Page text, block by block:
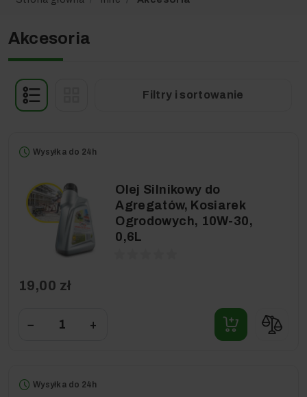
Akcesoria
Filtry i sortowanie
Wysyłka do 24h
Olej Silnikowy do
Agregatów, Kosiarek
Ogrodowych, 10W-30,
0,6L
19,00 zł
− +
Wysyłka do 24h